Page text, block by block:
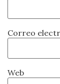
Correo
Web